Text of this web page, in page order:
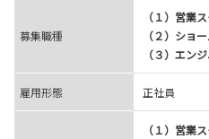
募集職種
（１）営業
（２）ショ
（３）エン
雇用形態 正社員
（１）営業